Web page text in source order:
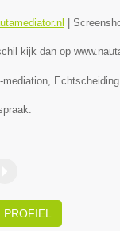
kijk dan op